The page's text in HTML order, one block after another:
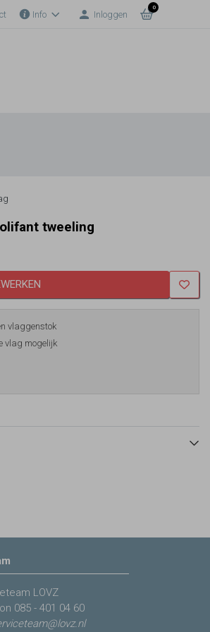
Info Inloggen
0
tweeling
vlaggenstok
vlag mogelijk
LOVZ
085 - 401 04 60